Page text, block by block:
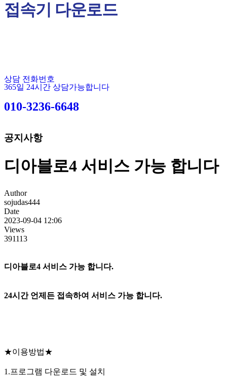
접속기 다운로드
상담 전화번호
365일 24시간 상담가능합니다
010-3236-6648
공지사항
디아블로4 서비스 가능 합니다
Author
sojudas444
Date
2023-09-04 12:06
Views
391113
디아블로4 서비스 가능 합니다.
24시간 언제든 접속하여 서비스 가능 합니다.
★이용방법★
1.프로그램 다운로드 및 설치